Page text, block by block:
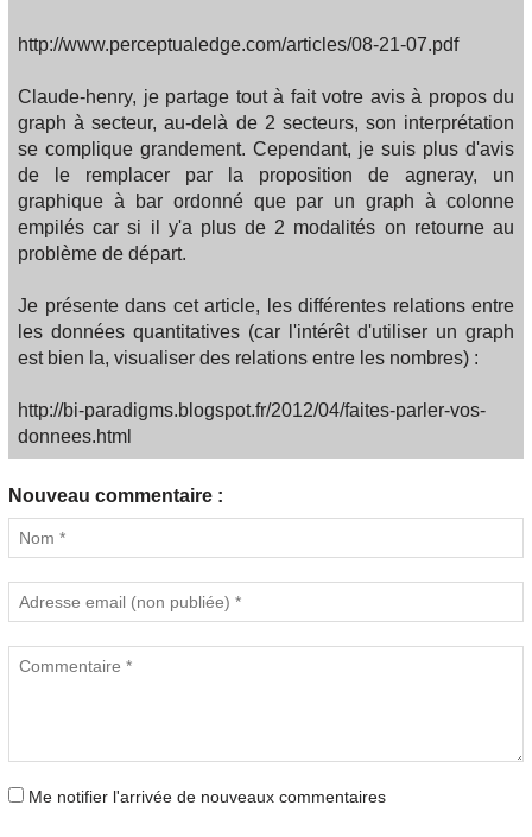
http://www.perceptualedge.com/articles/08-21-07.pdf
Claude-henry, je partage tout à fait votre avis à propos du
graph à secteur, au-delà de 2 secteurs, son interprétation
se complique grandement. Cependant, je suis plus d'avis
de le remplacer par la proposition de agneray, un
graphique à bar ordonné que par un graph à colonne
empilés car si il y'a plus de 2 modalités on retourne au
problème de départ.
Je présente dans cet article, les différentes relations entre
les données quantitatives (car l'intérêt d'utiliser un graph
est bien la, visualiser des relations entre les nombres) :
http://bi-paradigms.blogspot.fr/2012/04/faites-parler-vos-
donnees.html
Nouveau commentaire :
Me notifier l'arrivée de nouveaux commentaires